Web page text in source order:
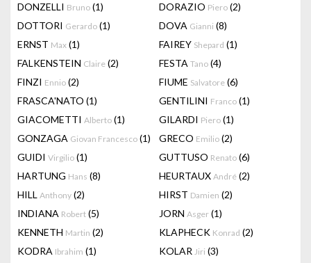
DONZELLI Bruno (1) DORAZIO Piero (2)
DOTTORI Gerardo (1) DOVA Gianni (8)
ERNST Max (1) FAIREY Shepard (1)
FALKENSTEIN Claire (2) FESTA Tano (4)
FINZI Ennio (2) FIUME Salvatore (6)
FRASCA'NATO (1) GENTILINI Franco (1)
GIACOMETTI Alberto (1) GILARDI Piero (1)
GONZAGA Giovan Francesco (1) GRECO Emilio (2)
GUIDI Virgilio (1) GUTTUSO Renato (6)
HARTUNG Hans (8) HEURTAUX André (2)
HILL Anthony (2) HIRST Damien (2)
INDIANA Robert (5) JORN Asger (1)
KENNETH Martin (2) KLAPHECK Konrad (2)
KODRA Ibrahim (1) KOLAR Jiri (3)